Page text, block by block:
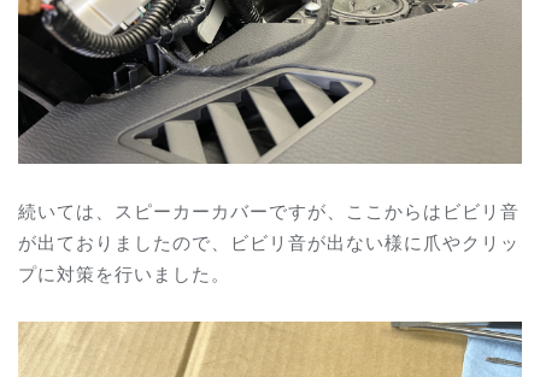
続いては、スピーカーカバーですが、ここからはビビリ音
が出ておりましたので、ビビリ音が出ない様に爪やクリッ
プに対策を行いました。